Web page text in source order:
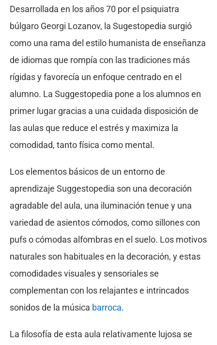
Desarrollada en los años 70 por el psiquiatra
búlgaro Georgi Lozanov, la Sugestopedia surgió
como una rama del estilo humanista de enseñanza
de idiomas que rompía con las tradiciones más
rígidas y favorecía un enfoque centrado en el
alumno. La Suggestopedia pone a los alumnos en
primer lugar gracias a una cuidada disposición de
las aulas que reduce el estrés y maximiza la
comodidad, tanto física como mental.
Los elementos básicos de un entorno de
aprendizaje Suggestopedia son una decoración
agradable del aula, una iluminación tenue y una
variedad de asientos cómodos, como sillones con
pufs o cómodas alfombras en el suelo. Los motivos
naturales son habituales en la decoración, y estas
comodidades visuales y sensoriales se
complementan con los relajantes e intrincados
sonidos de la música barroca.
La filosofía de esta aula relativamente lujosa se